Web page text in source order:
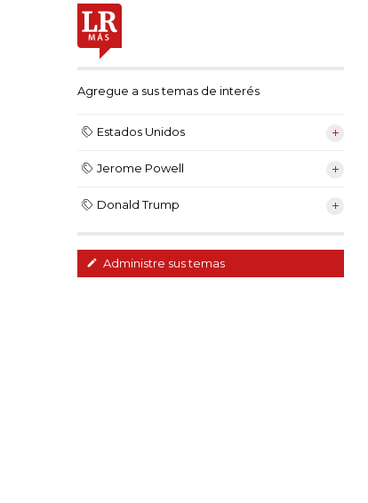
Agregue a sus temas de interés
Estados Unidos
Jerome Powell
Donald Trump
Administre sus temas